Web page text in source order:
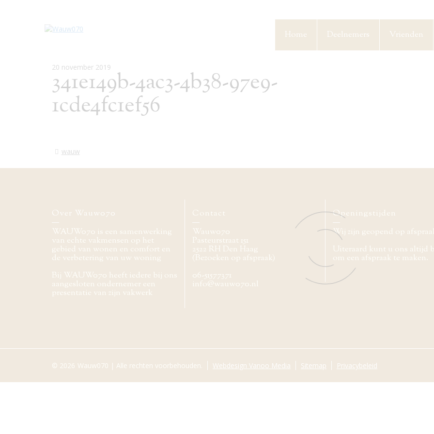
Home Deelnemers Vrienden
20 november 2019
341e149b-4ac3-4b38-97e9-
1cde4fc1ef56
wauw
Over Wauw070
WAUW070 is een samenwerking
van echte vakmensen op het
gebied van wonen en comfort en
de verbetering van uw woning
Bij WAUW070 heeft iedere bij ons
aangesloten ondernemer een
presentatie van zijn vakwerk
Contact
Wauw070
Pasteurstraat 151
2522 RH Den Haag
(Bezoeken op afspraak)
06-51577371
info@wauw070.nl
Openingstijden
Wij zijn geopend op
Uiteraard kunt u ons altijd
om een afspraak te maken.
© 2026 Wauw070 | Alle rechten voorbehouden. Webdesign Vanoo Media Sitemap Privacybeleid